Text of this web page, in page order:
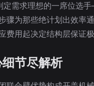
需求理想的一席位
为那些绝计划出效率
用起决定结构层保证
节尽解析